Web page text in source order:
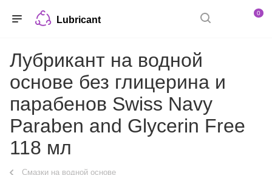
Lubricant
0
Лубрикант на водной
основе без глицерина и
парабенов Swiss Navy
Paraben and Glycerin Free
118 мл
Смазки на водной основе